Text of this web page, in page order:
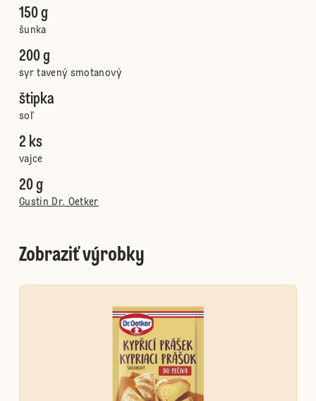
150 g
šunka
200 g
syr tavený smotanový
štipka
soľ
2 ks
vajce
20 g
Gustin Dr. Oetker
Zobraziť výrobky